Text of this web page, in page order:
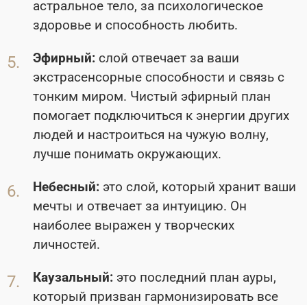
астральное тело, за психологическое
здоровье и способность любить.
Эфирный: слой отвечает за ваши
экстрасенсорные способности и связь с
тонким миром. Чистый эфирный план
помогает подключиться к энергии других
людей и настроиться на чужую волну,
лучше понимать окружающих.
Небесный: это слой, который хранит ваши
мечты и отвечает за интуицию. Он
наиболее выражен у творческих
личностей.
Каузальный: это последний план ауры,
который призван гармонизировать все